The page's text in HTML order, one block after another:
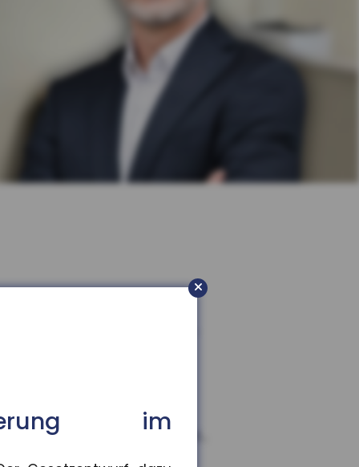
im
die Präsenzpflicht für...
Prozent gestiegen. In vi...